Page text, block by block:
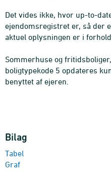
Det vides ikke, hvor up-to-
ejendomsregistret er, så der
aktuel oplysningen er i
Sommerhuse og
boligtypekode 5 opdateres
benyttet af ejeren.
Bilag
Tabel
Graf